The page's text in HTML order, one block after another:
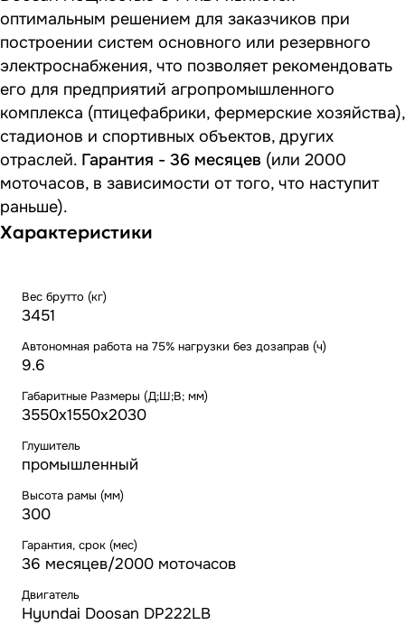
оптимальным решением для заказчиков при
построении систем основного или резервного
электроснабжения, что позволяет рекомендовать
его для предприятий агропромышленного
комплекса (птицефабрики, фермерские хозяйства),
стадионов и спортивных объектов, других
отраслей. Гарантия - 36 месяцев (или 2000
моточасов, в зависимости от того, что наступит
раньше).
Характеристики
Вес брутто (кг)
3451
Автономная работа на 75% нагрузки без дозаправ (ч)
9.6
Габаритные Размеры (Д;Ш;В; мм)
3550х1550х2030
Глушитель
промышленный
Высота рамы (мм)
300
Гарантия, срок (мес)
36 месяцев/2000 моточасов
Двигатель
Hyundai Doosan DP222LB